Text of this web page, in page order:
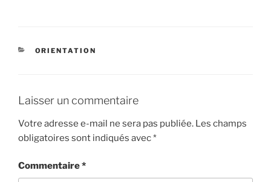
CATÉGORIES
ORIENTATION
Laisser un commentaire
Votre adresse e-mail ne sera pas publiée. Les champs
obligatoires sont indiqués avec*
Commentaire*